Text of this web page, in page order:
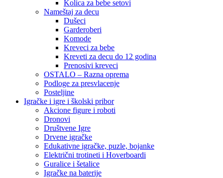
Kolica za bebe setovi
Nameštaj za decu
Dušeci
Garderoberi
Komode
Kreveci za bebe
Kreveti za decu do 12 godina
Prenosivi kreveci
OSTALO – Razna oprema
Podloge za presvlacenje
Posteljine
Igračke i igre i školski pribor
Akcione figure i roboti
Dronovi
Društvene Igre
Drvene igračke
Edukativne igračke, puzle, bojanke
Električni trotineti i Hoverboardi
Guralice i šetalice
Igračke na baterije